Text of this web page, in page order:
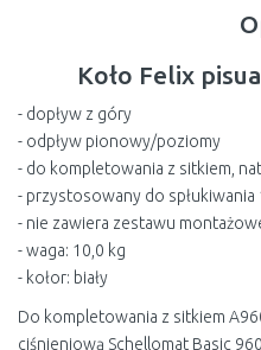
Koło Felix
- dopływ z góry
- odpływ pionowy/poziomy
- do kompletowania z sitkiem,
- przystosowany do spłukiwania
- nie zawiera zestawu
- waga: 10,0 kg
- kołor: biały
Do kompletowania z sitkiem
ciśnieniową Schellomat Basic